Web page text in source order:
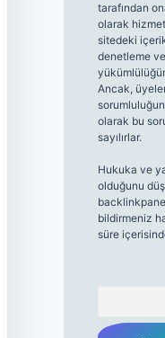
tarafından
olarak
sitedeki
denetleme
Ancak,
olarak bu
sayılırlar.
Hukuka ve
olduğunu
bildirmeniz
süre